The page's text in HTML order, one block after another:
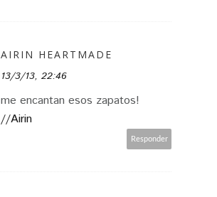
AIRIN HEARTMADE
13/3/13, 22:46
me encantan esos zapatos!
//Airin
Responder